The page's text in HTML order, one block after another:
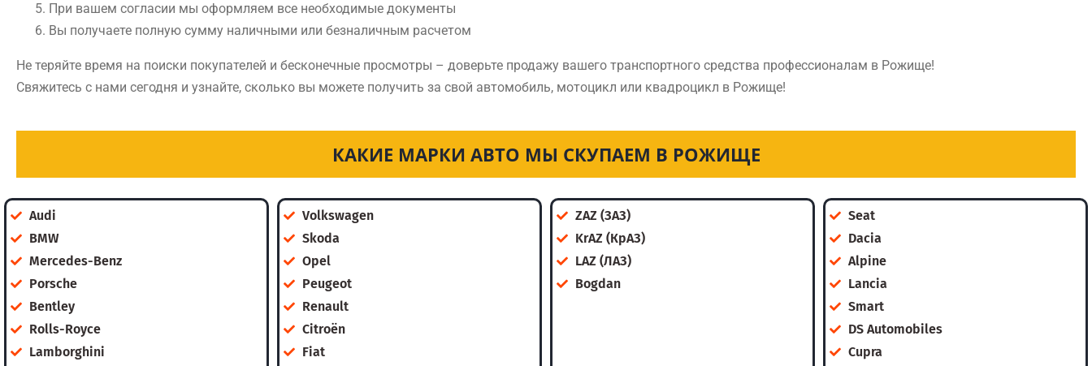
При вашем согласии мы оформляем все необходимые документы
Вы получаете полную сумму наличными или безналичным расчетом
Не теряйте время на поиски покупателей и бесконечные просмотры – доверьте продажу вашего транспортного средства профессионалам в Рожище!
Свяжитесь с нами сегодня и узнайте, сколько вы можете получить за свой автомобиль, мотоцикл или квадроцикл в Рожище!
КАКИЕ МАРКИ АВТО МЫ СКУПАЕМ В РОЖИЩЕ
Audi
BMW
Mercedes-Benz
Porsche
Bentley
Rolls-Royce
Lamborghini
Volkswagen
Skoda
Opel
Peugeot
Renault
Citroën
Fiat
ZAZ (ЗАЗ)
KrAZ (КрАЗ)
LAZ (ЛАЗ)
Bogdan
Seat
Dacia
Alpine
Lancia
Smart
DS Automobiles
Cupra